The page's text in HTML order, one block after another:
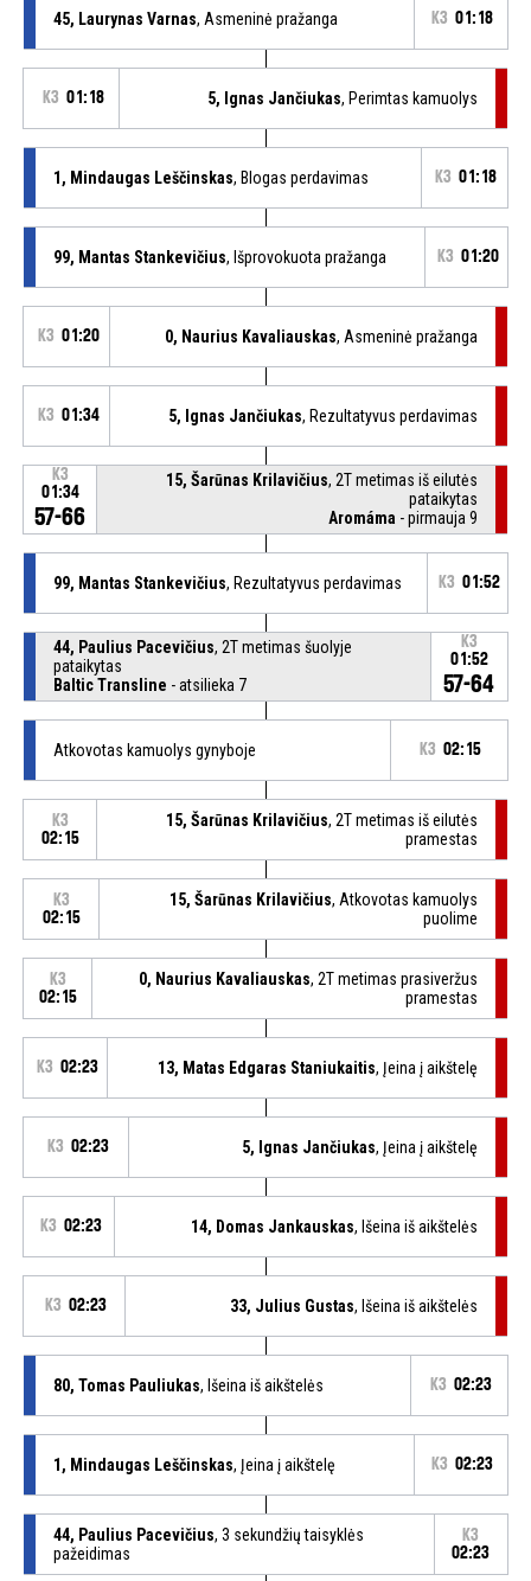
45, Laurynas Varnas, Asmeninė pražanga K3 01:18
K3 01:18 5, Ignas Jančiukas, Perimtas kamuolys
1, Mindaugas Leščinskas, Blogas perdavimas K3 01:18
99, Mantas Stankevičius, Išprovokuota pražanga K3 01:20
K3 01:20 0, Naurius Kavaliauskas, Asmeninė pražanga
K3 01:34 5, Ignas Jančiukas, Rezultatyvus perdavimas
K3
01:34
57-66
15, Šarūnas Krilavičius, 2T metimas iš eilutės
pataikytas
Aromáma - pirmauja 9
99, Mantas Stankevičius, Rezultatyvus perdavimas K3 01:52
44, Paulius Pacevičius, 2T metimas šuolyje
pataikytas
Baltic Transline - atsilieka 7
K3
01:52
57-64
Atkovotas kamuolys gynyboje K3 02:15
K3
02:15
15, Šarūnas Krilavičius, 2T metimas iš eilutės
pramestas
K3
02:15
15, Šarūnas Krilavičius, Atkovotas kamuolys
puolime
K3
02:15
0, Naurius Kavaliauskas, 2T metimas prasiveržus
pramestas
K3 02:23 13, Matas Edgaras Staniukaitis, Įeina į aikštelę
K3 02:23 5, Ignas Jančiukas, Įeina į aikštelę
K3 02:23 14, Domas Jankauskas, Išeina iš aikštelės
K3 02:23 33, Julius Gustas, Išeina iš aikštelės
80, Tomas Pauliukas, Išeina iš aikštelės K3 02:23
1, Mindaugas Leščinskas, Įeina į aikštelę K3 02:23
44, Paulius Pacevičius, 3 sekundžių taisyklės
pažeidimas
K3
02:23